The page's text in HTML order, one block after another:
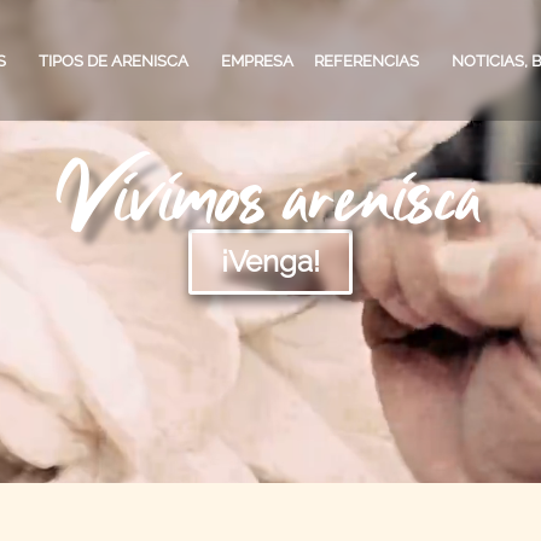
TIPOS DE ARENISCA EMPRESA REFERENCIAS
CLIENTES PARTICULARES
NOTICIAS,
BLOG
TIPOS DE ARENISCA
Vivimos arenisca
¡Venga!